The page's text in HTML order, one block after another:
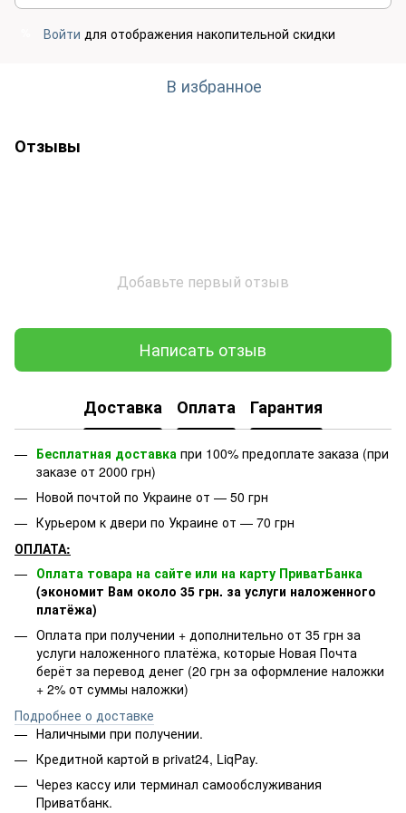
Войти для отображения накопительной скидки
В избранное
Отзывы
Добавьте первый отзыв
Написать отзыв
Доставка Оплата Гарантия
Бесплатная доставка при 100% предоплате заказа (при
заказе от 2000 грн)
Новой почтой по Украине от — 50 грн
Курьером к двери по Украине от — 70 грн
ОПЛАТА:
Оплата товара на сайте или на карту ПриватБанка
(экономит Вам около 35 грн. за услуги наложенного
платёжа)
Оплата при получении + дополнительно от 35 грн за
услуги наложенного платёжа, которые Новая Почта
берёт за перевод денег (20 грн за оформление наложки
+ 2% от суммы наложки)
Подробнее о доставке
Наличными при получении.
Кредитной картой в privat24, LiqPay.
Через кассу или терминал самообслуживания
Приватбанк.